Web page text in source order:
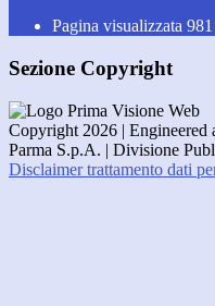
Pagina visualizzata 981
Sezione Copyright
Copyright 2026 | Engineered
Parma S.p.A. | Divisione
Disclaimer trattamento dati